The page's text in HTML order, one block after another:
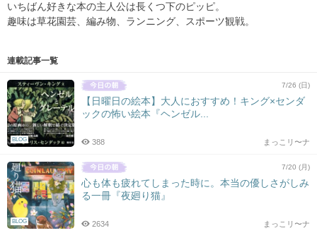
いちばん好きな本の主人公は長くつ下のピッピ。
趣味は草花園芸、編み物、ランニング、スポーツ観戦。
連載記事一覧
BLOG
7/26 (日)
【日曜日の絵本】大人におすすめ！キング×センダ
ックの怖い絵本『ヘンゼル...
まっこリ〜ナ
388
BLOG
7/20 (月)
心も体も疲れてしまった時に。本当の優しさがしみ
る一冊『夜廻り猫』
まっこリ〜ナ
2634